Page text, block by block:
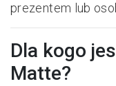
prezentem lub
Dla kogo
Matte?